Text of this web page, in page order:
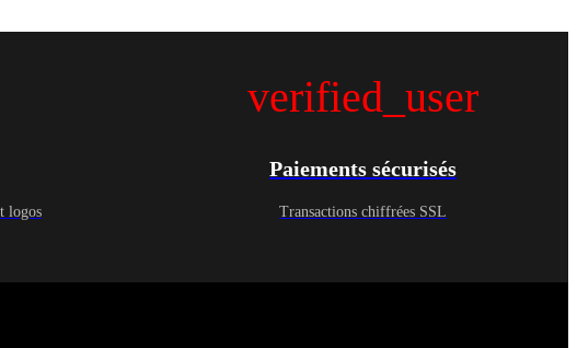
logos
verified_user
Paiements sécurisés
Transactions chiffrées SSL